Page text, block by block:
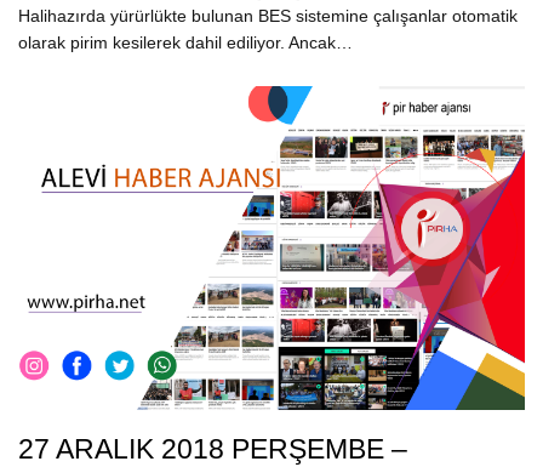
Halihazırda yürürlükte bulunan BES sistemine çalışanlar otomatik
olarak pirim kesilerek dahil ediliyor. Ancak…
27 ARALIK 2018 PERŞEMBE –